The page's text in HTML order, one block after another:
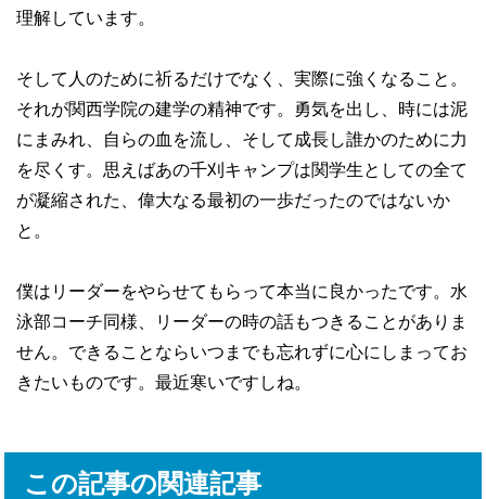
理解しています。
そして人のために祈るだけでなく、実際に強くなること。
それが関西学院の建学の精神です。勇気を出し、時には泥
にまみれ、自らの血を流し、そして成長し誰かのために力
を尽くす。思えばあの千刈キャンプは関学生としての全て
が凝縮された、偉大なる最初の一歩だったのではないか
と。
僕はリーダーをやらせてもらって本当に良かったです。水
泳部コーチ同様、リーダーの時の話もつきることがありま
せん。できることならいつまでも忘れずに心にしまってお
きたいものです。最近寒いですしね。
この記事の関連記事